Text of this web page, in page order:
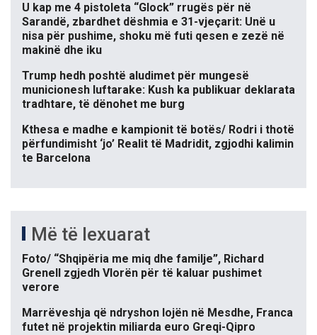
U kap me 4 pistoleta “Glock” rrugës për në
Sarandë, zbardhet dëshmia e 31-vjeçarit: Unë u
nisa për pushime, shoku më futi qesen e zezë në
makinë dhe iku
Trump hedh poshtë aludimet për mungesë
municionesh luftarake: Kush ka publikuar deklarata
tradhtare, të dënohet me burg
Kthesa e madhe e kampionit të botës/ Rodri i thotë
përfundimisht ‘jo’ Realit të Madridit, zgjodhi kalimin
te Barcelona
Më të lexuarat
Foto/ “Shqipëria me miq dhe familje”, Richard
Grenell zgjedh Vlorën për të kaluar pushimet
verore
Marrëveshja që ndryshon lojën në Mesdhe, Franca
futet në projektin miliarda euro Greqi-Qipro